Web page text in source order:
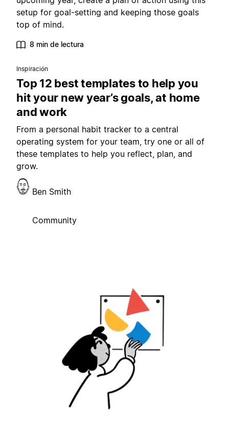
setup for goal-setting and keeping those goals
top of mind.
8 min de lectura
Inspiración
Top 12 best templates to help you
hit your new year’s goals, at home
and work
From a personal habit tracker to a central
operating system for your team, try one or all of
these templates to help you reflect, plan, and
grow.
Ben Smith
Community